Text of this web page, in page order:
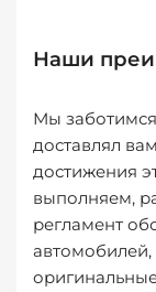
Наши
Мы
доставлял
достижения
выполняем,
регламент
автомобилей,